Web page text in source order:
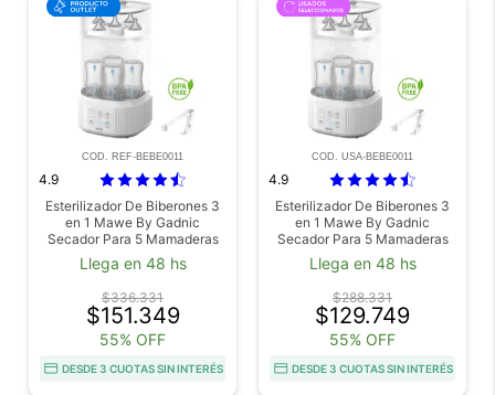
COD. REF-BEBE0011
4.9
Esterilizador De Biberones 3
en 1 Mawe By Gadnic
Secador Para 5 Mamaderas
Outlet
Llega en 48 hs
$336.331
$151.349
55% OFF
DESDE 3 CUOTAS SIN INTERÉS
COD. USA-BEBE0011
4.9
Esterilizador De Biberones 3
en 1 Mawe By Gadnic
Secador Para 5 Mamaderas
Usado
Llega en 48 hs
$288.331
$129.749
55% OFF
DESDE 3 CUOTAS SIN INTERÉS